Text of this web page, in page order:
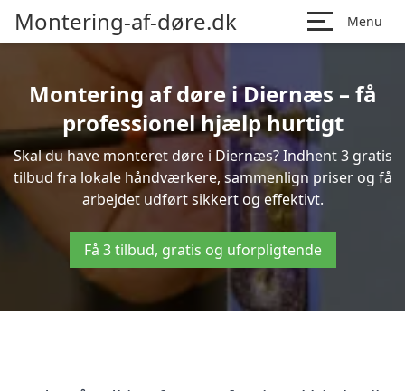
Montering-af-døre.dk Menu
Montering af døre i Diernæs – få
professionel hjælp hurtigt
Skal du have monteret døre i Diernæs? Indhent 3 gratis
tilbud fra lokale håndværkere, sammenlign priser og få
arbejdet udført sikkert og effektivt.
Få 3 tilbud, gratis og uforpligtende